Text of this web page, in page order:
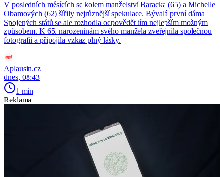
V posledních měsících se kolem manželství Baracka (65) a Michelle
Obamových (62) šířily nejrůznější spekulace. Bývalá první dáma
Spojených států se ale rozhodla odpovědět tím nejlepším možným
způsobem. K 65. narozeninám svého manžela zveřejnila společnou
fotografii a připojila vzkaz plný lásky.
Aplausin.cz
dnes, 08:43
1 min
Reklama